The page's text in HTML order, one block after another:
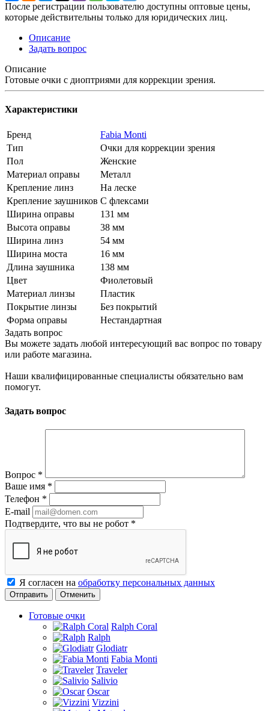
После регистрации пользователю доступны оптовые цены,
которые действительны только для юридических лиц.
Описание
Задать вопрос
Описание
Готовые очки с диоптриями для коррекции зрения.
Характеристики
Бренд
Fabia Monti
Тип
Очки для коррекции зрения
Пол
Женские
Материал оправы
Металл
Крепление линз
На леске
Крепление заушников С флексами
Ширина оправы
131 мм
Высота оправы
38 мм
Ширина линз
54 мм
Ширина моста
16 мм
Длина заушника
138 мм
Цвет
Фиолетовый
Материал линзы
Пластик
Покрытие линзы
Без покрытий
Форма оправы
Нестандартная
Задать вопрос
Вы можете задать любой интересующий вас вопрос по товару
или работе магазина.
Наши квалифицированные специалисты обязательно вам
помогут.
Задать вопрос
Вопрос *
Ваше имя *
Телефон *
E-mail
Подтвердите, что вы не робот *
Я согласен на обработку персональных данных
Отменить
Готовые очки
Ralph Coral
Ralph
Glodiatr
Fabia Monti
Traveler
Salivio
Oscar
Vizzini